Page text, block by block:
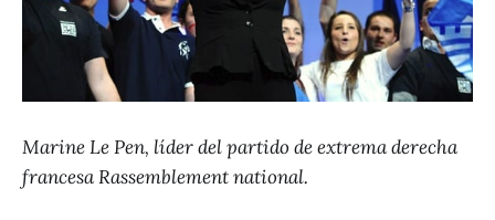
Marine Le Pen, líder del partido de extrema derecha
francesa Rassemblement national.